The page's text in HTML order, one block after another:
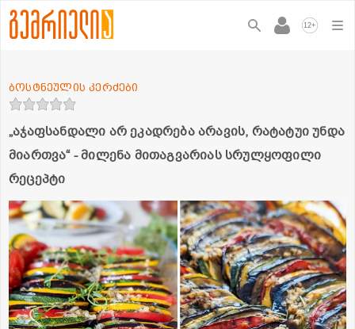
12+
„აჯაფსანდალი არ ეკადრება არავის, რატატუი უნდა
მიართვა“ - მილენა მითაგვარიას სრულყოფილი
რეცეპტი
ბოსტნეულის კერძები